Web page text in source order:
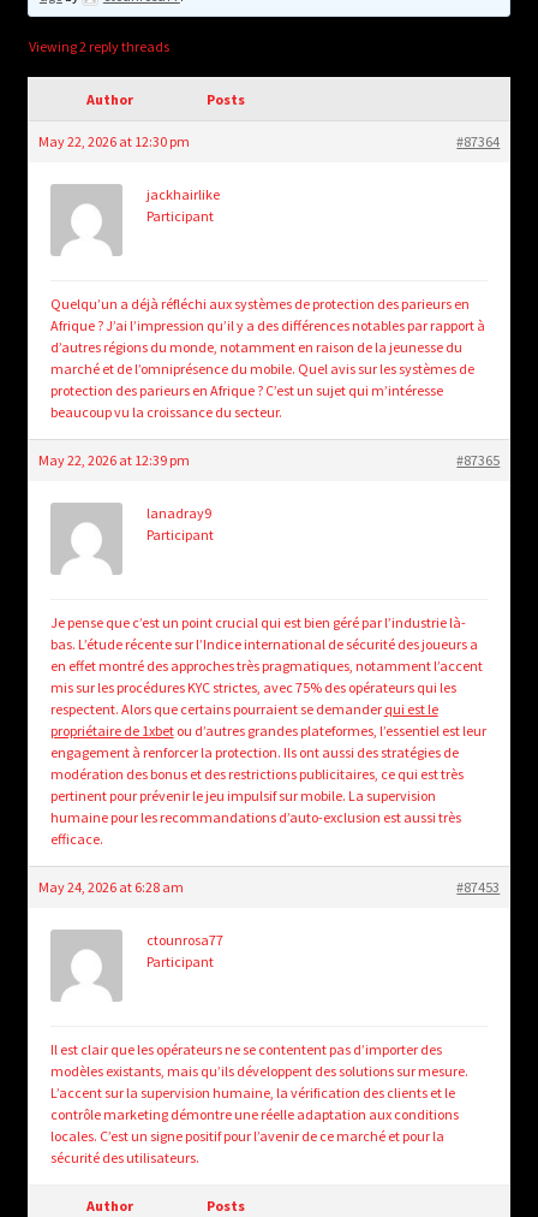
Login/Create Account
Viewing 2 reply threads
Author Posts
May 22, 2026 at 12:30 pm #87364
jackhairlike
Participant
Quelqu’un a déjà réfléchi aux systèmes de protection des parieurs en
Afrique ? J’ai l’impression qu’il y a des différences notables par rapport à
d’autres régions du monde, notamment en raison de la jeunesse du
marché et de l’omniprésence du mobile. Quel avis sur les systèmes de
protection des parieurs en Afrique ? C’est un sujet qui m’intéresse
beaucoup vu la croissance du secteur.
May 22, 2026 at 12:39 pm #87365
lanadray9
Participant
Je pense que c’est un point crucial qui est bien géré par l’industrie là-
bas. L’étude récente sur l’Indice international de sécurité des joueurs a
en effet montré des approches très pragmatiques, notamment l’accent
mis sur les procédures KYC strictes, avec 75% des opérateurs qui les
respectent. Alors que certains pourraient se demander qui est le
propriétaire de 1xbetou d’autres grandes plateformes, l’essentiel est leur
engagement à renforcer la protection. Ils ont aussi des stratégies de
modération des bonus et des restrictions publicitaires, ce qui est très
pertinent pour prévenir le jeu impulsif sur mobile. La supervision
humaine pour les recommandations d’auto-exclusion est aussi très
efficace.
May 24, 2026 at 6:28 am #87453
ctounrosa77
Participant
Il est clair que les opérateurs ne se contentent pas d’importer des
modèles existants, mais qu’ils développent des solutions sur mesure.
L’accent sur la supervision humaine, la vérification des clients et le
contrôle marketing démontre une réelle adaptation aux conditions
locales. C’est un signe positif pour l’avenir de ce marché et pour la
sécurité des utilisateurs.
Author Posts